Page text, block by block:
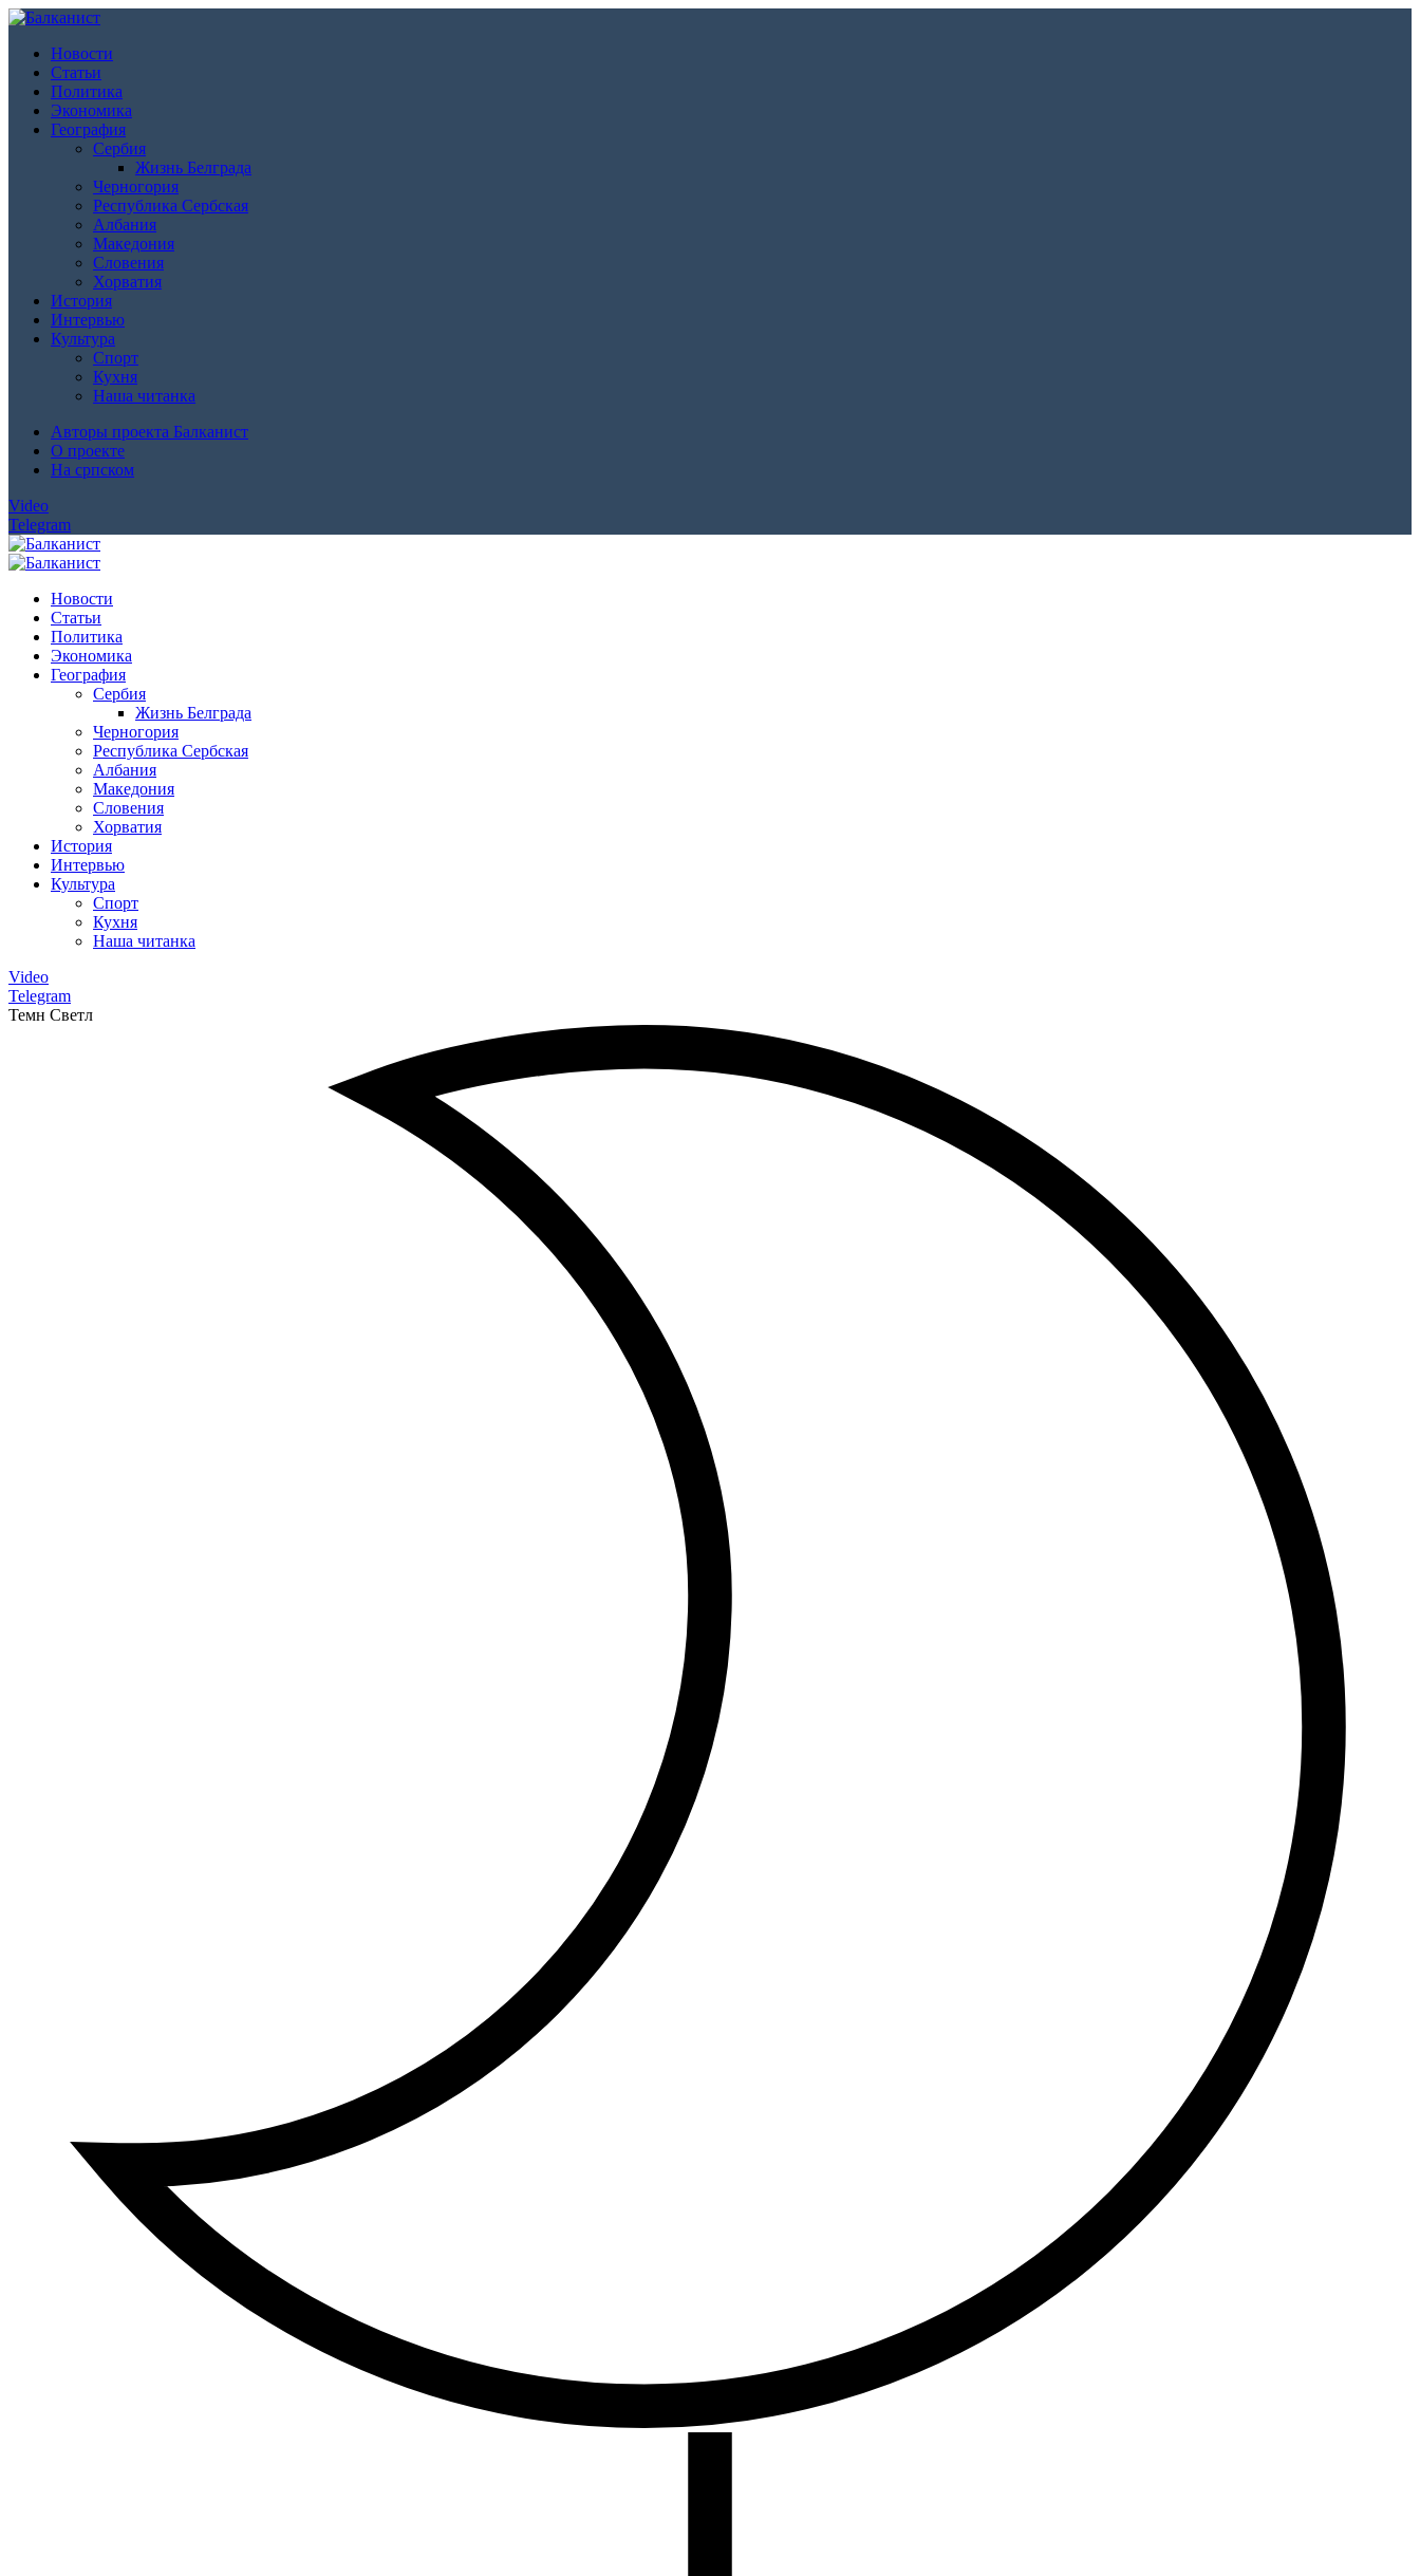
Новости
Статьи
Политика
Экономика
География
Сербия
Жизнь Белграда
Черногория
Республика Сербская
Албания
Македония
Словения
Хорватия
История
Интервью
Культура
Спорт
Кухня
Наша читанка
Авторы проекта Балканист
О проекте
На српском
Video
Telegram
Новости
Статьи
Политика
Экономика
География
Сербия
Жизнь Белграда
Черногория
Республика Сербская
Албания
Македония
Словения
Хорватия
История
Интервью
Культура
Спорт
Кухня
Наша читанка
Video
Telegram
Темн Светл